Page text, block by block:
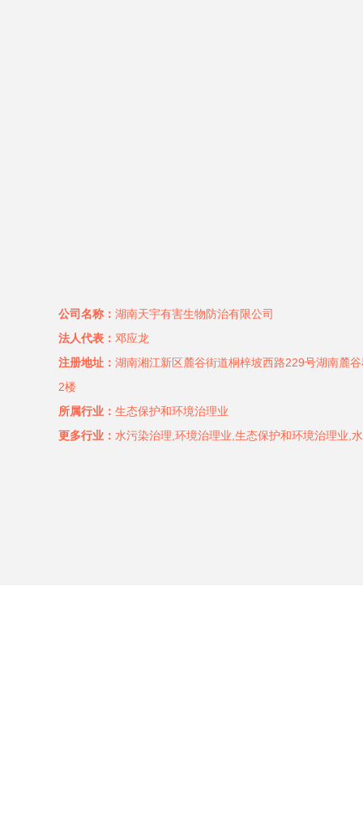
公司名称： 湖南天宇有害生物防治有限公司
法人代表： 邓应龙
注册地址： 湖南湘江新区麓谷街道桐梓坡西路229号湖南麓
2楼
所属行业： 生态保护和环境治理业
更多行业： 水污染治理,环境治理业,生态保护和环境治理业,